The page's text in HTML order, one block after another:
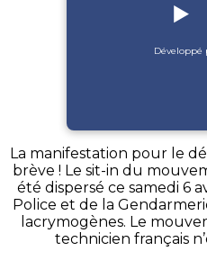
▶️
Développé
La manifestation pour le
brève ! Le sit-in du
été dispersé ce samedi 6
Police et de la
lacrymogènes. Le
technicien français